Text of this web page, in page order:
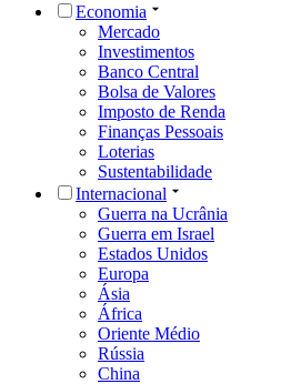
Economia
Mercado
Investimentos
Banco Central
Bolsa de Valores
Imposto de Renda
Finanças Pessoais
Loterias
Sustentabilidade
Internacional
Guerra na Ucrânia
Guerra em Israel
Estados Unidos
Europa
Ásia
África
Oriente Médio
Rússia
China